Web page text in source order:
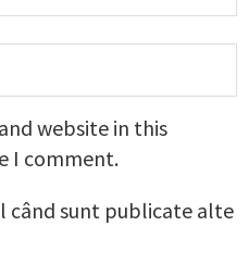
website in this
I comment.
când sunt publicate alte